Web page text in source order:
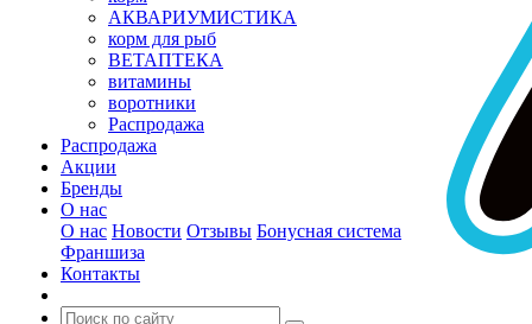
АКВАРИУМИСТИКА
корм для рыб
ВЕТАПТЕКА
витамины
воротники
Распродажа
Распродажа
Акции
Бренды
О нас
О нас Новости Отзывы Бонусная система
Франшиза
Контакты